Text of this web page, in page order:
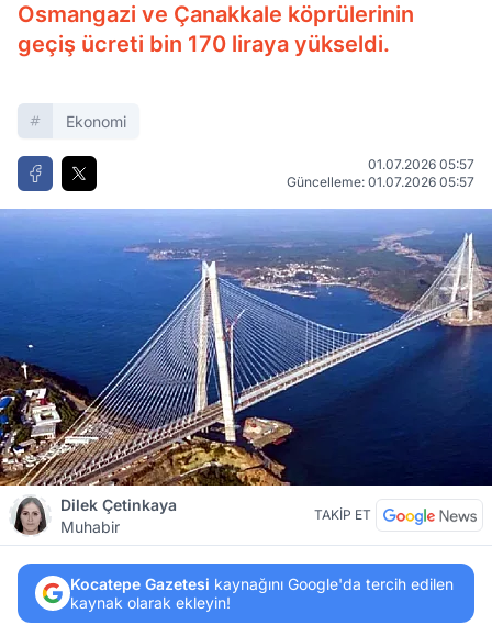
Osmangazi ve Çanakkale köprülerinin
geçiş ücreti bin 170 liraya yükseldi.
Ekonomi
01.07.2026 05:57
Güncelleme: 01.07.2026 05:57
Dilek Çetinkaya
Muhabir
TAKİP ET
Kocatepe Gazetesi kaynağını Google'da tercih edilen
kaynak olarak ekleyin!